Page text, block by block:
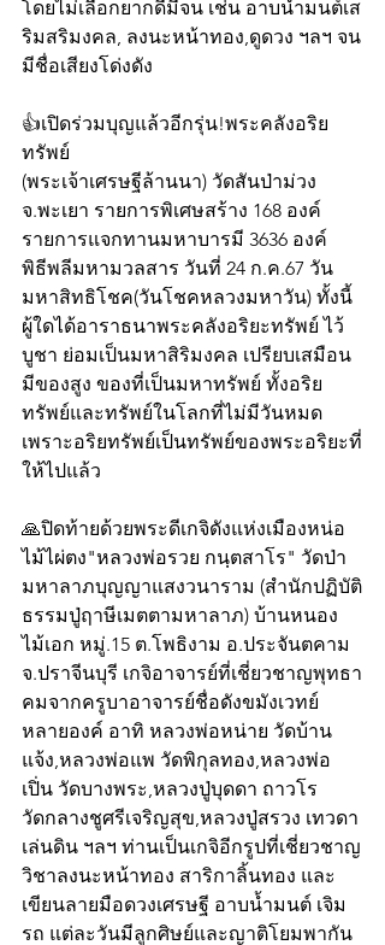
โดยไม่เลือกยากดีมีจน เช่น อาบน้ำมนต์เส
ริมสริมงคล, ลงนะหน้าทอง,ดูดวง ฯลฯ จน
มีชื่อเสียงโด่งดัง
👍เปิดร่วมบุญแล้วอีกรุ่น!พระคลังอริย
ทรัพย์
(พระเจ้าเศรษฐีล้านนา) วัดสันป่าม่วง
จ.พะเยา รายการพิเศษสร้าง 168 องค์
รายการแจกทานมหาบารมี 3636 องค์
พิธีพลีมหามวลสาร วันที่ 24 ก.ค.67 วัน
มหาสิทธิโชค(วันโชคหลวงมหาวัน) ทั้งนี้
ผู้ใดได้อาราธนาพระคลังอริยะทรัพย์ ไว้
บูชา ย่อมเป็นมหาสิริมงคล เปรียบเสมือน
มีของสูง ของที่เป็นมหาทรัพย์ ทั้งอริย
ทรัพย์และทรัพย์ในโลกที่ไม่มีวันหมด
เพราะอริยทรัพย์เป็นทรัพย์ของพระอริยะที่
ให้ไปแล้ว
🙏ปิดท้ายด้วยพระดีเกจิดังแห่งเมืองหน่อ
ไม้ไผ่ตง"หลวงพ่อรวย กนฺตสาโร" วัดป่า
มหาลาภบุญญาแสงวนาราม (สำนักปฏิบัติ
ธรรมปู่ฤาษีเมตตามหาลาภ) บ้านหนอง
ไม้เอก หมู่.15 ต.โพธิงาม อ.ประจันตคาม
จ.ปราจีนบุรี เกจิอาจารย์ที่เชี่ยวชาญพุทธา
คมจากครูบาอาจารย์ชื่อดังขมังเวทย์
หลายองค์ อาทิ หลวงพ่อหน่าย วัดบ้าน
แจ้ง,หลวงพ่อแพ วัดพิกุลทอง,หลวงพ่อ
เปิ่น วัดบางพระ,หลวงปู่บุดดา ถาวโร
วัดกลางชูศรีเจริญสุข,หลวงปู่สรวง เทวดา
เล่นดิน ฯลฯ ท่านเป็นเกจิอีกรูปที่เชี่ยวชาญ
วิชาลงนะหน้าทอง สาริกาลิ้นทอง และ
เขียนลายมือดวงเศรษฐี อาบน้ำมนต์ เจิม
รถ แต่ละวันมีลูกศิษย์และญาติโยมพากัน